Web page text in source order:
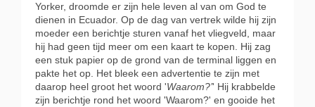
Yorker, droomde er zijn hele leven al van om God te
dienen in Ecuador. Op de dag van vertrek wilde hij zijn
moeder een berichtje sturen vanaf het vliegveld, maar
hij had geen tijd meer om een kaart te kopen. Hij zag
een stuk papier op de grond van de terminal liggen en
pakte het op. Het bleek een advertentie te zijn met
daarop heel groot het woord 'Waarom?’' Hij krabbelde
zijn berichtje rond het woord 'Waarom?' en gooide het